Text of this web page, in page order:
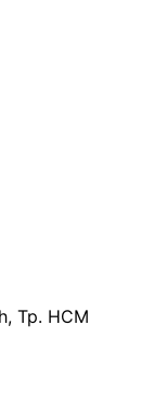
Tp. HCM